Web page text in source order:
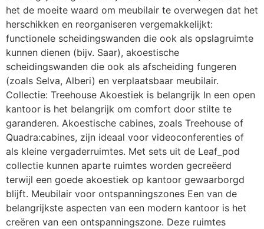
het de moeite waard om meubilair te overwegen dat het
herschikken en reorganiseren vergemakkelijkt:
functionele scheidingswanden die ook als opslagruimte
kunnen dienen (bijv. Saar), akoestische
scheidingswanden die ook als afscheiding fungeren
(zoals Selva, Alberi) en verplaatsbaar meubilair.
Collectie: Treehouse Akoestiek is belangrijk In een open
kantoor is het belangrijk om comfort door stilte te
garanderen. Akoestische cabines, zoals Treehouse of
Quadra:cabines, zijn ideaal voor videoconferenties of
als kleine vergaderruimtes. Met sets uit de Leaf_pod
collectie kunnen aparte ruimtes worden gecreëerd
terwijl een goede akoestiek op kantoor gewaarborgd
blijft. Meubilair voor ontspanningszones Een van de
belangrijkste aspecten van een modern kantoor is het
creëren van een ontspanningszone. Deze ruimtes